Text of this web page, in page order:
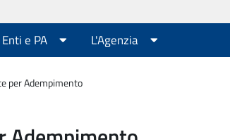
Enti e PA L'Agenzia
per Adempimento